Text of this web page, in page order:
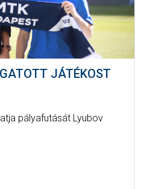
JÁTÉKOST
pályafutását Lyubov